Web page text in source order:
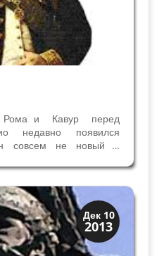
Рома и Кавур перед
недавно появился
совсем не новый в
это третье его место с
что последнее и
Дек 10
2013